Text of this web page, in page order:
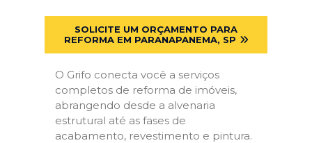
SOLICITE UM ORÇAMENTO PARA
REFORMA EM PARANAPANEMA, SP
O Grifo conecta você a serviços
completos de reforma de imóveis,
abrangendo desde a alvenaria
estrutural até as fases de
acabamento, revestimento e pintura.